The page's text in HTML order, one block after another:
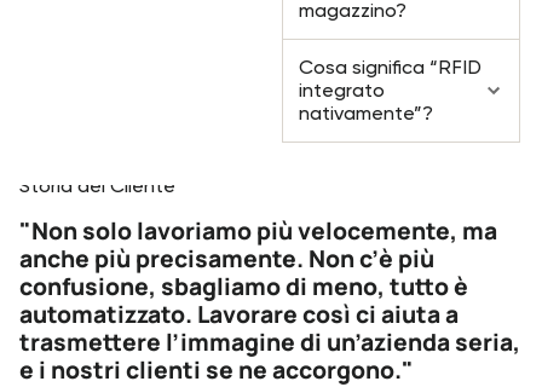
magazzino?
Cosa significa “RFID
integrato
nativamente”?
Storia del Cliente
"Non solo lavoriamo più velocemente, ma
anche più precisamente. Non c’è più
confusione, sbagliamo di meno, tutto è
automatizzato. Lavorare così ci aiuta a
trasmettere l’immagine di un’azienda seria,
e i nostri clienti se ne accorgono."